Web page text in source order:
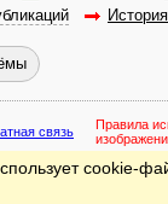
связь Правила
cookie-